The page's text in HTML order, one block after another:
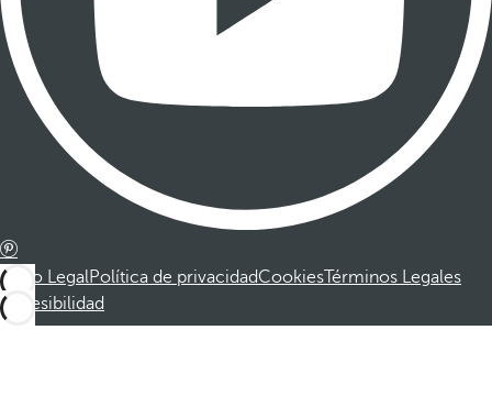
Aviso LegalPolítica de privacidadCookiesTérminos Legales
Accesibilidad